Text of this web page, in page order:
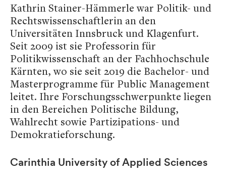
Kathrin Stainer-Hämmerle war Politik- und
Rechtswissenschaftlerin an den
Universitäten Innsbruck und Klagenfurt.
Seit 2009 ist sie Professorin für
Politikwissenschaft an der Fachhochschule
Kärnten, wo sie seit 2019 die Bachelor- und
Masterprogramme für Public Management
leitet. Ihre Forschungsschwerpunkte liegen
in den Bereichen Politische Bildung,
Wahlrecht sowie Partizipations- und
Demokratieforschung.
Carinthia University of Applied Sciences